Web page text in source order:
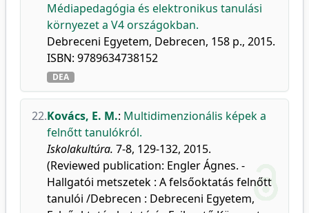
Médiapedagógia és elektronikus tanulási
környezet a V4 országokban.
Debreceni Egyetem, Debrecen, 158 p., 2015.
ISBN: 9789634738152
DEA
22.Kovács, E. M.: Multidimenzionális képek a
felnőtt tanulókról.
Iskolakultúra. 7-8, 129-132, 2015.
(Reviewed publication: Engler Ágnes. -
Hallgatói metszetek : A felsőoktatás felnőtt
tanulói /Debrecen : Debreceni Egyetem,